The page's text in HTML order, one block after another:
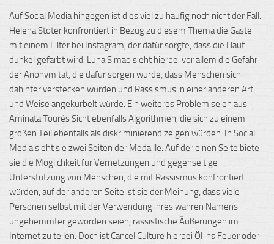
Auf Social Media hingegen ist dies viel zu häufig noch nicht der Fall.
HelenaStöter konfrontiert in Bezug zu diesem Thema die Gäste
mit einem Filter bei Instagram, der dafür sorgte, dass die Haut
dunkel gefärbt wird. Luna Simao sieht hierbei vor allem die Gefahr
der Anonymität, die dafür sorgen würde, dass Menschen sich
dahinter verstecken würden und Rassismus in einer anderen Art
und Weise angekurbelt würde. Ein weiteres Problem seien aus
Aminata Tourés Sicht ebenfalls Algorithmen, die sich zu einem
großen Teil ebenfalls als diskriminierend zeigen würden. In Social
Media sieht sie zwei Seiten der Medaille. Auf der einen Seite biete
sie die Möglichkeit für Vernetzungen und gegenseitige
Unterstützung von Menschen, die mit Rassismus konfrontiert
würden, auf der anderen Seite ist sie der Meinung, dass viele
Personen selbst mit der Verwendung ihres wahren Namens
ungehemmter geworden seien, rassistische Äußerungen im
Internet zu teilen. Doch ist Cancel Culture hierbei Öl ins Feuer oder